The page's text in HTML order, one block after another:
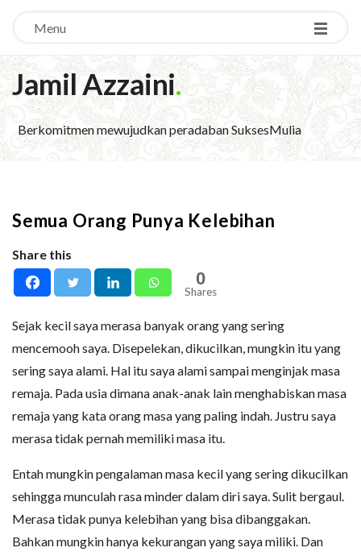
Menu
Jamil Azzaini.
Berkomitmen mewujudkan peradaban SuksesMulia
Semua Orang Punya Kelebihan
Share this
0
Shares
Sejak kecil saya merasa banyak orang yang sering
mencemooh saya. Disepelekan, dikucilkan, mungkin itu yang
sering saya alami. Hal itu saya alami sampai menginjak masa
remaja. Pada usia dimana anak-anak lain menghabiskan masa
remaja yang kata orang masa yang paling indah. Justru saya
merasa tidak pernah memiliki masa itu.
Entah mungkin pengalaman masa kecil yang sering dikucilkan
sehingga munculah rasa minder dalam diri saya. Sulit bergaul.
Merasa tidak punya kelebihan yang bisa dibanggakan.
Bahkan mungkin hanya kekurangan yang saya miliki. Dan